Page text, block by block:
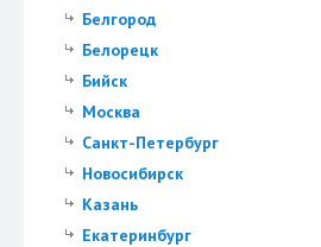
Белгород
Белорецк
Бийск
Москва
Санкт-Петербург
Новосибирск
Казань
Екатеринбург